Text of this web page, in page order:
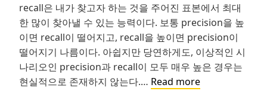
recall은 내가 찾고자 하는 것을 주어진 표본에서 최대
한 많이 찾아낼 수 있는 능력이다. 보통 precision을 높
이면 recall이 떨어지고, recall을 높이면 precision이
떨어지기 나름이다. 아쉽지만 당연하게도, 이상적인 시
나리오인 precision과 recall이 모두 매우 높은 경우는
현실적으로 존재하지 않는다.… Read more우